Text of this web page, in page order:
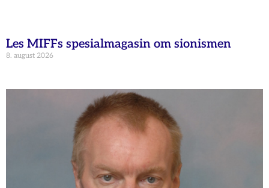
Les MIFFs spesialmagasin om sionismen
8. august 2026